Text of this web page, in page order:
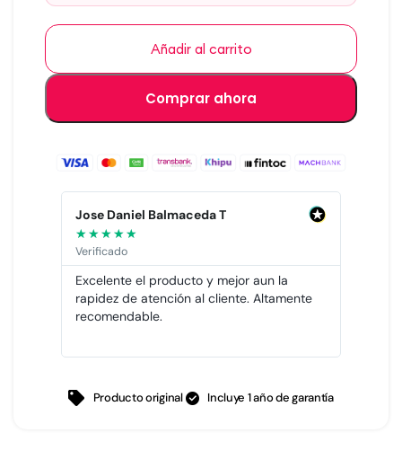
Añadir al carrito
Comprar ahora
Jose Daniel Balmaceda T
★★★★★
Verificado
Excelente el producto y mejor aun la
rapidez de atención al cliente. Altamente
recomendable.
Producto original Incluye 1 año de garantía